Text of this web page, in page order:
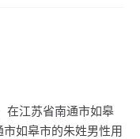
在江苏省南通市如皋
如皋市的朱姓男性用